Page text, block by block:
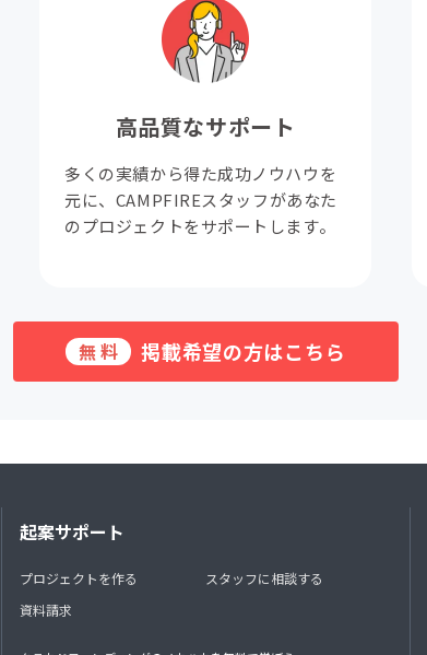
高品質なサポート
多くの実績から得た成功ノウハウを
元に、CAMPFIREスタッフがあなた
のプロジェクトをサポートします。
無料 掲載希望の方はこちら
起案サポート
プロジェクトを作る
資料請求
スタッフに相談する